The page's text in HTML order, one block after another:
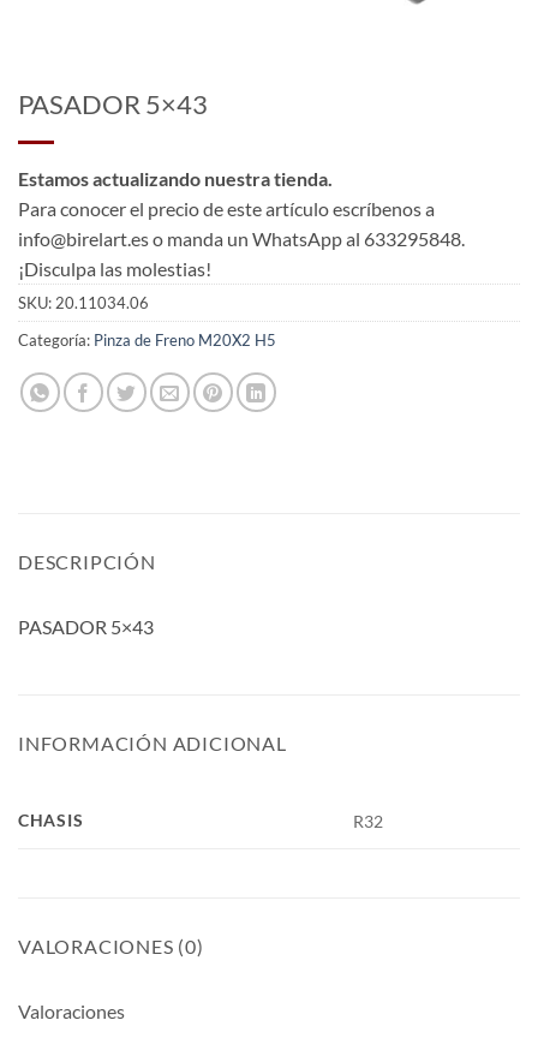
PASADOR 5×43
Estamos actualizando nuestra tienda.
Para conocer el precio de este artículo escríbenos a
info@birelart.es o manda un WhatsApp al 633295848.
¡Disculpa las molestias!
SKU: 20.11034.06
Categoría: Pinza de Freno M20X2 H5
DESCRIPCIÓN
PASADOR 5×43
INFORMACIÓN ADICIONAL
CHASIS R32
VALORACIONES (0)
Valoraciones